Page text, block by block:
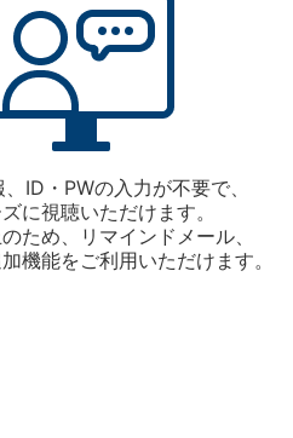
ID・PWの入力が不要で、
に視聴いただけます。
ため、リマインドメール、
機能をご利用いただけます。